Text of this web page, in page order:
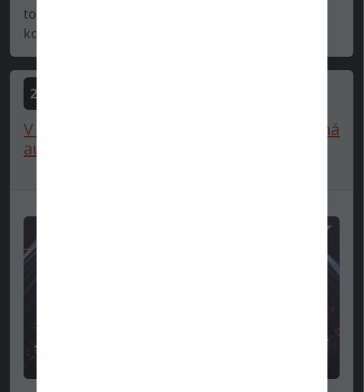
tohtoročný Mercedes nie je práve najlesklejšou
konš...
2025-06-11
V roku 2026 sa nebude konať celonárodná
automobilová výstava...